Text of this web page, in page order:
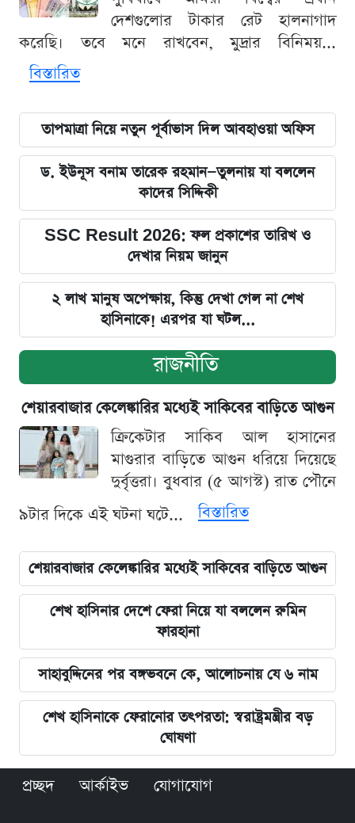
দেশগুলোর টাকার রেট হালনাগাদ
করেছি। তবে মনে রাখবেন, মুদ্রার বিনিময়...
বিস্তারিত
তাপমাত্রা নিয়ে নতুন পূর্বাভাস দিল আবহাওয়া অফিস
ড. ইউনূস বনাম তারেক রহমান—তুলনায় যা বললেন
কাদের সিদ্দিকী
SSC Result 2026: ফল প্রকাশের তারিখ ও
দেখার নিয়ম জানুন
২ লাখ মানুষ অপেক্ষায়, কিন্তু দেখা গেল না শেখ
হাসিনাকে! এরপর যা ঘটল...
রাজনীতি
শেয়ারবাজার কেলেঙ্কারির মধ্যেই সাকিবের বাড়িতে আগুন
ক্রিকেটার সাকিব আল হাসানের
মাগুরার বাড়িতে আগুন ধরিয়ে দিয়েছে
দুর্বৃত্তরা। বুধবার (৫ আগস্ট) রাত পৌনে
৯টার দিকে এই ঘটনা ঘটে...
বিস্তারিত
শেয়ারবাজার কেলেঙ্কারির মধ্যেই সাকিবের বাড়িতে আগুন
শেখ হাসিনার দেশে ফেরা নিয়ে যা বললেন রুমিন
ফারহানা
সাহাবুদ্দিনের পর বঙ্গভবনে কে, আলোচনায় যে ৬ নাম
শেখ হাসিনাকে ফেরানোর তৎপরতা: স্বরাষ্ট্রমন্ত্রীর বড়
ঘোষণা
প্রচ্ছদ আর্কাইভ যোগাযোগ